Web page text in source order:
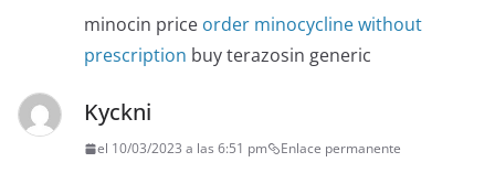
minocin price order minocycline without
prescription buy terazosin generic
Kyckni
el 10/03/2023 a las 6:51 pm Enlace permanente